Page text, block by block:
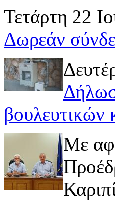
Τετάρτη 22
Δωρεάν
βουλευτικών
Με